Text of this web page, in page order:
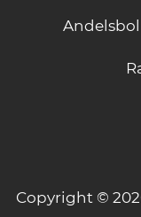
Copyright ©